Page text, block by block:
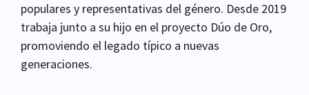
populares y representativas del género. Desde 2019
trabaja junto a su hijo en el proyecto Dúo de Oro,
promoviendo el legado típico a nuevas
generaciones.